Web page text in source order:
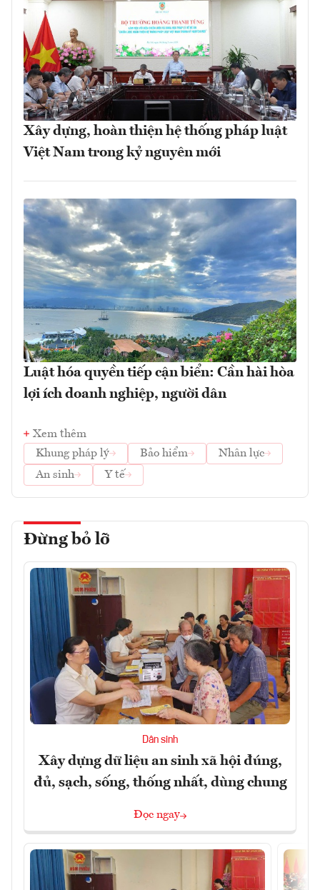
Xây dựng, hoàn thiện hệ thống pháp luật
Việt Nam trong kỷ nguyên mới
Luật hóa quyền tiếp cận biển: Cần hài hòa
lợi ích doanh nghiệp, người dân
Xem thêm
Khung pháp lý
Bảo hiểm
Nhân lực
An sinh
Y tế
Đừng bỏ lỡ
Dân sinh
Xây dựng dữ liệu an sinh xã hội đúng,
đủ, sạch, sống, thống nhất, dùng chung
Đọc ngay